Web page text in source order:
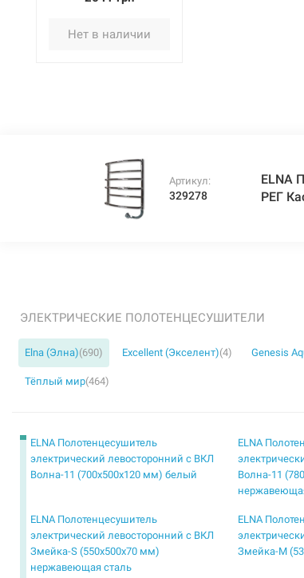
нержавеющая сталь
Нет в наличии
Артикул:
329278
ELNA
РЕГ
ЭЛЕКТРИЧЕСКИЕ ПОЛОТЕНЦЕСУШИТЕЛИ
Elna (Элна)(690) Excellent (Экселент)(4) Genesis
Тёплый мир(464)
ELNA Полотенцесушитель
электрический левосторонний с ВКЛ
Волна-11 (700х500х120 мм) белый
ELNA
Волна-11
ELNA Полотенцесушитель
электрический левосторонний с ВКЛ
Змейка-S (550х500х70 мм)
нержавеющая сталь
ELNA
Змейка-М